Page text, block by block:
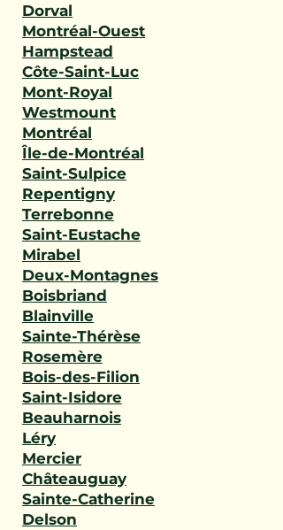
Dorval
Montréal-Ouest
Hampstead
Côte-Saint-Luc
Mont-Royal
Westmount
Montréal
Île-de-Montréal
Saint-Sulpice
Repentigny
Terrebonne
Saint-Eustache
Mirabel
Deux-Montagnes
Boisbriand
Blainville
Sainte-Thérèse
Rosemère
Bois-des-Filion
Saint-Isidore
Beauharnois
Léry
Mercier
Châteauguay
Sainte-Catherine
Delson